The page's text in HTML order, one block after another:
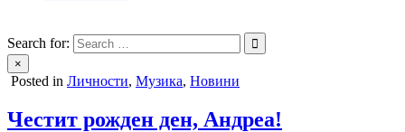
People of Bulgaria
За хората на България
Search for:
×
Posted in Личности, Музика, Новини
Честит рожден ден, Андреа!